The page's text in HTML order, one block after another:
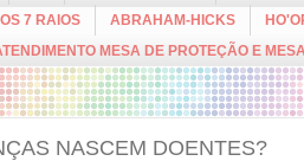
7 RAIOS ABRAHAM-HICKS
MESA DE PROTEÇÃO E
NASCEM DOENTES?